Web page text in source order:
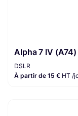
Alpha 7 IV (A74)
DSLR
À partir de 15 € HT /